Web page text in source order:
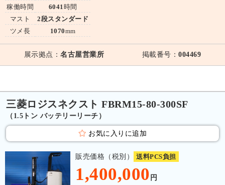
稼働時間
マスト
ツメ長
6041 時間
2段スタンダード
1070mm
展示拠点：名古屋営業所 掲載番号：004469
三菱ロジスネクスト FBRM15-80-300SF
（1.5トン バッテリーリーチ）
お気に入りに追加
販売価格（税別） 送料PCS負担
1,400,000 円